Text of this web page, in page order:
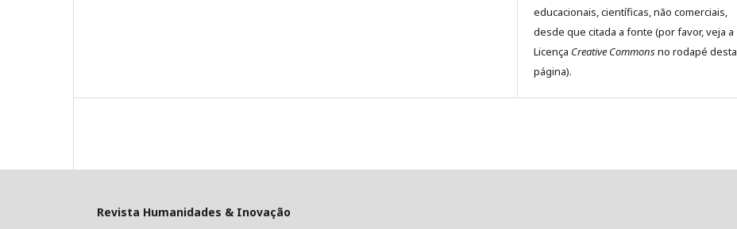
educacionais, científicas, não comerciais,
desde que citada a fonte (por favor, veja a
Licença Creative Commonsno rodapé desta
página).
Revista Humanidades & Inovação